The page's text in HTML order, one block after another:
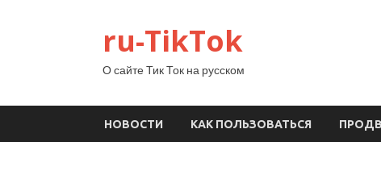
ru-TikTok
О сайте Тик Ток на русском
НОВОСТИ КАК ПОЛЬЗОВАТЬСЯ